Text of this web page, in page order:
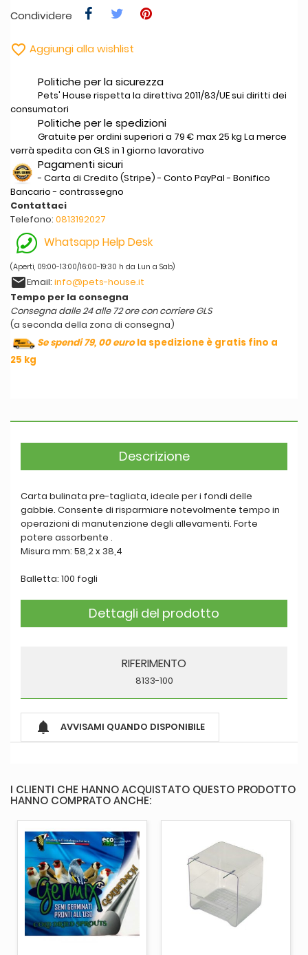
Condividere
 Aggiungi alla wishlist
Politiche per la sicurezza
Pets' House rispetta la direttiva 2011/83/UE sui diritti dei
consumatori
Politiche per le spedizioni
Gratuite per ordini superiori a 79 € max 25 kg La merce
verrà spedita con GLS in 1 giorno lavorativo
Pagamenti sicuri
- Carta di Credito (Stripe) - Conto PayPal - Bonifico
Bancario - contrassegno
Contattaci
Telefono: 0813192027
Whatsapp Help Desk
(Aperti, 09:00-13:00/16:00-19:30 h da Lun a Sab)
emailEmail: info@pets-house.it
Tempo per la consegna
Consegna dalle 24 alle 72 ore con corriere GLS
(a seconda della zona di consegna)
Se spendi 79, 00 eurola spedizione è gratis fino a
25 kg
Descrizione
Carta bulinata pre-tagliata, ideale per i fondi delle
gabbie. Consente di risparmiare notevolmente tempo in
operazioni di manutenzione degli allevamenti. Forte
potere assorbente .
Misura mm: 58,2 x 38,4
Balletta: 100 fogli
Dettagli del prodotto
RIFERIMENTO
8133-100
 AVVISAMI QUANDO DISPONIBILE
I CLIENTI CHE HANNO ACQUISTATO QUESTO PRODOTTO
HANNO COMPRATO ANCHE: